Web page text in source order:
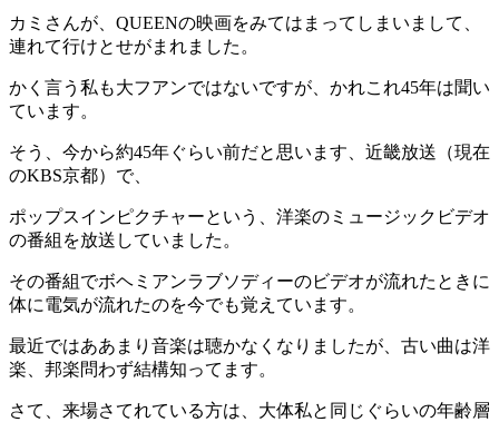
カミさんが、QUEENの映画をみてはまってしまいまして、
連れて行けとせがまれました。
かく言う私も大フアンではないですが、かれこれ45年は聞い
ています。
そう、今から約45年ぐらい前だと思います、近畿放送（現在
のKBS京都）で、
ポップスインピクチャーという、洋楽のミュージックビデオ
の番組を放送していました。
その番組でボヘミアンラブソディーのビデオが流れたときに
体に電気が流れたのを今でも覚えています。
最近ではああまり音楽は聴かなくなりましたが、古い曲は洋
楽、邦楽問わず結構知ってます。
さて、来場さてれている方は、大体私と同じぐらいの年齢層